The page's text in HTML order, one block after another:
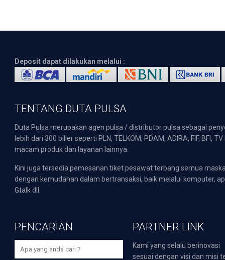
Deposit dapat dilakukan melalui :
TENTANG DUTA PULSA
Duta Pulsa merupakan agen pulsa / distributor pulsa sebagai
lebih dari 300 biller seperti PLN, TELKOM, PDAM, ADIRA, FIF,
macam produk dan layanan lainnya.
Kini juga tersedia pemesanan tiket pesawat terbang semua
dengan kemudahan dalam bertransaksi, baik melalui komputer,
Gtalk dll.
PENCARIAN PARTNER LINK
Kami yang selalu berinovasi
sesuai dengan visi dan misi